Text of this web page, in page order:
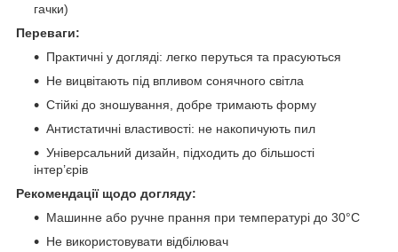
гачки)
Переваги:
Практичні у догляді: легко перуться та прасуються
Не вицвітають під впливом сонячного світла
Стійкі до зношування, добре тримають форму
Антистатичні властивості: не накопичують пил
Універсальний дизайн, підходить до більшості
інтер’єрів
Рекомендації щодо догляду:
Машинне або ручне прання при температурі до 30°C
Не використовувати відбілювач